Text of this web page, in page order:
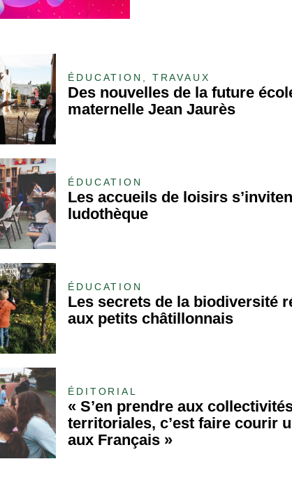
ÉDUCATION, TRAVAUX
Des nouvelles de la future
maternelle Jean Jaurès
ÉDUCATION
Les accueils de loisirs
ludothèque
ÉDUCATION
Les secrets de la biodiversité
aux petits châtillonnais
ÉDITORIAL
« S’en prendre aux
territoriales, c’est faire courir
aux Français »